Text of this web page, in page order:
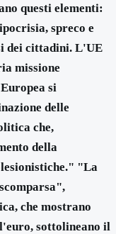
questi elementi:
spreco e
dei cittadini. L'UE
missione
si
delle
che,
della
"La
che mostrano
sottolineano il